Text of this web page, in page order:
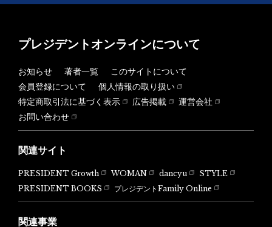
プレジデントオンラインについて
お知らせ 著者一覧
このサイトについて
会員登録について
個人情報の取り扱い
特定商取引法に基づく表示
広告掲載
運営会社
お問い合わせ
関連サイト
PRESIDENT Growth WOMAN dancyu
STYLE
PRESIDENT BOOKS
プレジデントFamily Online
関連事業